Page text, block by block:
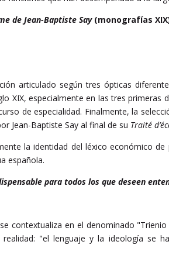
de Jean-Baptiste Say (monografías
articulado según tres ópticas
XIX, especialmente en las tres primeras
de especialidad. Finalmente, la
Jean-Baptiste Say al final de su Traité
la identidad del léxico económico
española.
para todos los que deseen
contextualiza en el denominado
"el lenguaje y la ideología se